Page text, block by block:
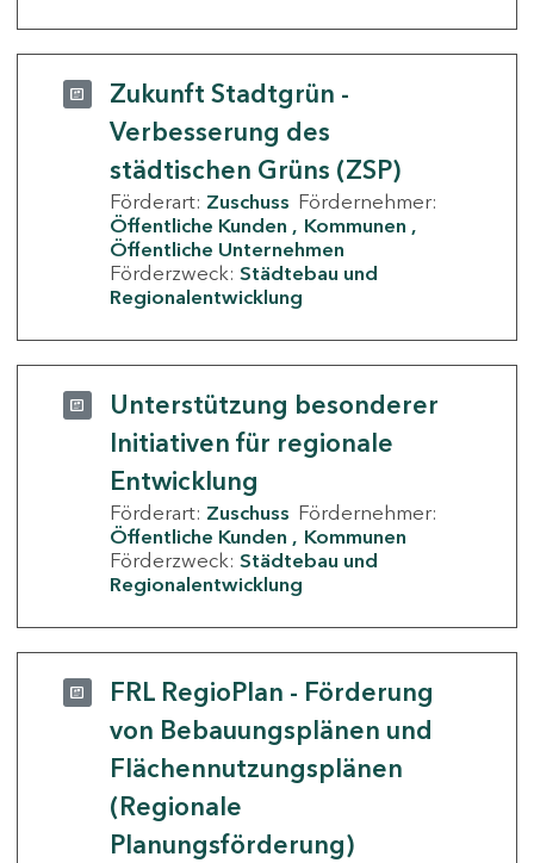
Zukunft Stadtgrün -
Verbesserung des
städtischen Grüns (ZSP)
Förderart: Zuschuss Fördernehmer:
Öffentliche Kunden
Kommunen
Öffentliche Unternehmen
Förderzweck: Städtebau und
Regionalentwicklung
Unterstützung besonderer
Initiativen für regionale
Entwicklung
Förderart: Zuschuss Fördernehmer:
Öffentliche Kunden
Kommunen
Förderzweck: Städtebau und
Regionalentwicklung
FRL RegioPlan - Förderung
von Bebauungsplänen und
Flächennutzungsplänen
(Regionale
Planungsförderung)